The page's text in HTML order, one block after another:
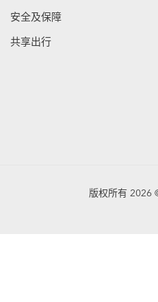
安全及保障
共享出行
版权所有 2026